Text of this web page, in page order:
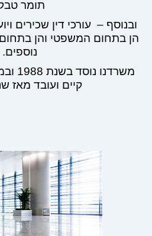
תומר
ובנוסף – עורכי דין שכירים
הן בתחום המשפטי והן
נוספים.
קיים ועובד מאז שנת